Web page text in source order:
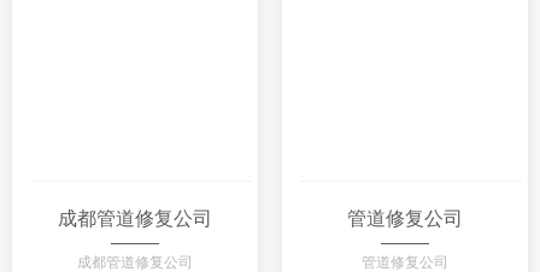
成都管道修复公司
成都管道修复公司
管道修复公司
管道修复公司